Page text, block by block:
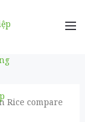
Rice compare